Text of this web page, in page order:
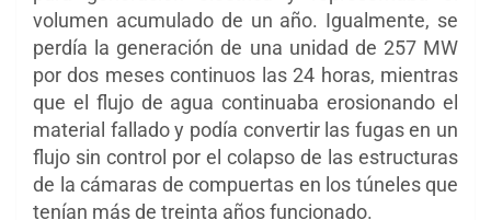
volumen acumulado de un año. Igualmente, se
perdía la generación de una unidad de 257 MW
por dos meses continuos las 24 horas, mientras
que el flujo de agua continuaba erosionando el
material fallado y podía convertir las fugas en un
flujo sin control por el colapso de las estructuras
de la cámaras de compuertas en los túneles que
tenían más de treinta años funcionado.